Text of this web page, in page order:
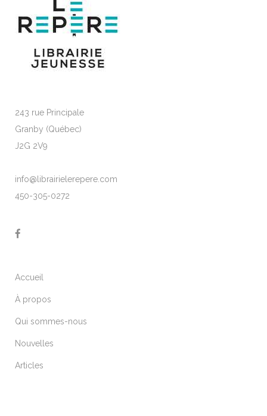
243 rue Principale
Granby (Québec)
J2G 2V9
info@librairielerepere.com
450-305-0272
Accueil
À propos
Qui sommes-nous
Nouvelles
Articles